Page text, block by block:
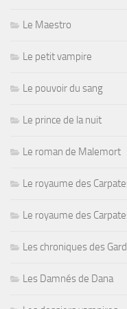
Le Maestro
Le petit vampire
Le pouvoir du sang
Le prince de la nuit
Le roman de Malemort
Le royaume des
Le royaume des
Les chroniques des
Les Damnés de Dana